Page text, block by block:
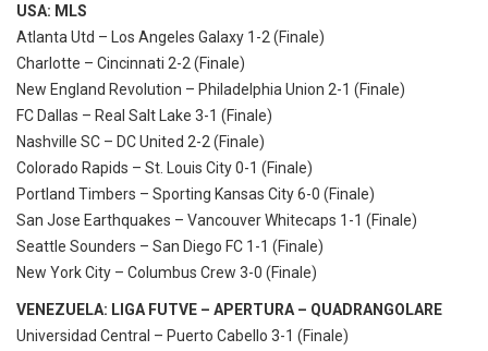
USA: MLS
Atlanta Utd – Los Angeles Galaxy 1-2 (Finale)
Charlotte – Cincinnati 2-2 (Finale)
New England Revolution – Philadelphia Union 2-1 (Finale)
FC Dallas – Real Salt Lake 3-1 (Finale)
Nashville SC – DC United 2-2 (Finale)
Colorado Rapids – St. Louis City 0-1 (Finale)
Portland Timbers – Sporting Kansas City 6-0 (Finale)
San Jose Earthquakes – Vancouver Whitecaps 1-1 (Finale)
Seattle Sounders – San Diego FC 1-1 (Finale)
New York City – Columbus Crew 3-0 (Finale)
VENEZUELA: LIGA FUTVE – APERTURA – QUADRANGOLARE
Universidad Central – Puerto Cabello 3-1 (Finale)